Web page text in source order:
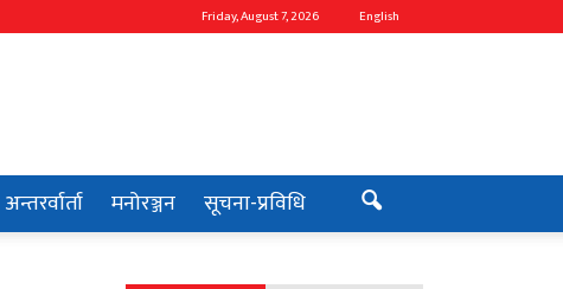
Friday, August 7, 2026 English
अन्तरर्वार्ता मनोरञ्जन सूचना-प्रविधि